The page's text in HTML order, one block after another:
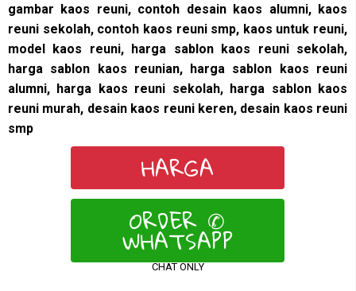
gambar kaos reuni, contoh desain kaos alumni, kaos
reuni sekolah, contoh kaos reuni smp, kaos untuk reuni,
model kaos reuni, harga sablon kaos reuni sekolah,
harga sablon kaos reunian, harga sablon kaos reuni
alumni, harga kaos reuni sekolah, harga sablon kaos
reuni murah, desain kaos reuni keren, desain kaos reuni
smp
HARGA
ORDER ✆
WHATSAPP
CHAT ONLY